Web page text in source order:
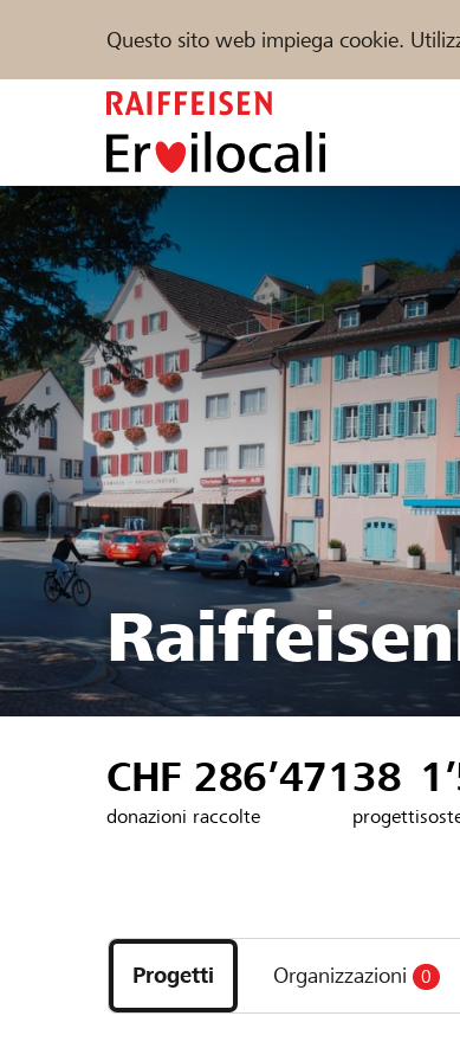
Questo sito web impiega cookie.
Sostenere
Trova progetti e organizzazioni
DE FR IT
CHF 286’471
donazioni raccolte
38
progetti
i
progetti
e
Progetti Organizzazioni 0